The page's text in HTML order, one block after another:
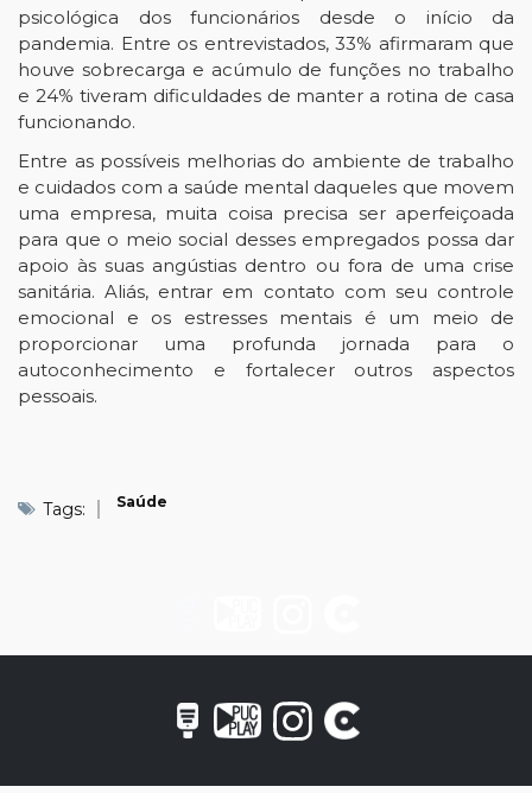
psicológica dos funcionários desde o início da
pandemia. Entre os entrevistados, 33% afirmaram que
houve sobrecarga e acúmulo de funções no trabalho
e 24% tiveram dificuldades de manter a rotina de casa
funcionando.
Entre as possíveis melhorias do ambiente de trabalho
e cuidados com a saúde mental daqueles que movem
uma empresa, muita coisa precisa ser aperfeiçoada
para que o meio social desses empregados possa dar
apoio às suas angústias dentro ou fora de uma crise
sanitária. Aliás, entrar em contato com seu controle
emocional e os estresses mentais é um meio de
proporcionar uma profunda jornada para o
autoconhecimento e fortalecer outros aspectos
pessoais.
Tags: Saúde